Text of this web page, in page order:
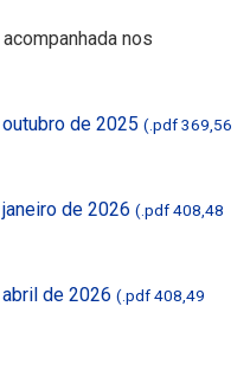
nos
de 2025 (.pdf 369,56
de 2026 (.pdf 408,48
de 2026 (.pdf 408,49